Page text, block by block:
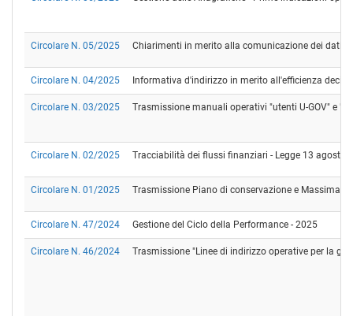
Circolare N. 05/2025 Chiarimenti in merito alla comunicazione dei dati
Circolare N. 04/2025 Informativa d'indirizzo in merito all'efficienza
Circolare N. 03/2025 Trasmissione manuali operativi "utenti U-GOV" e
Circolare N. 02/2025 Tracciabilità dei flussi finanziari - Legge 13 agosto
Circolare N. 01/2025 Trasmissione Piano di conservazione e
Circolare N. 47/2024 Gestione del Ciclo della Performance - 2025
Circolare N. 46/2024 Trasmissione "Linee di indirizzo operative per la